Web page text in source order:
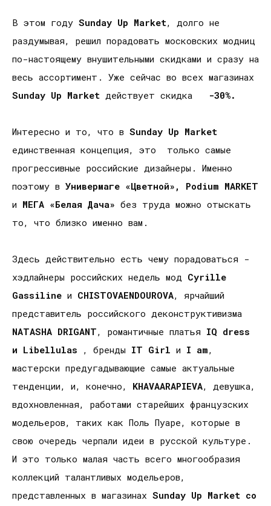
В этом году Sunday Up Market, долго не
раздумывая, решил порадовать московских модниц
по-настоящему внушительными скидками и сразу на
весь ассортимент. Уже сейчас во всех магазинах
Sunday Up Market действует скидка -30%.
Интересно и то, что в Sunday Up Market
единственная концепция, это только самые
прогрессивные российские дизайнеры. Именно
поэтому в Универмаге «Цветной», Podium MARKET
и МЕГА «Белая Дача» без труда можно отыскать
то, что близко именно вам.
Здесь действительно есть чему порадоваться -
хэдлайнеры российских недель мод Cyrille
Gassiline и CHISTOVAENDOUROVA, ярчайший
представитель российского деконструктивизма
NATASHA DRIGANT, романтичные платья IQ dress
и Libellulas , бренды IT Girl и I am,
мастерски предугадывающие самые актуальные
тенденции, и, конечно, KHAVAARAPIEVA, девушка,
вдохновленная, работами старейших французских
модельеров, таких как Поль Пуаре, которые в
свою очередь черпали идеи в русской культуре.
И это только малая часть всего многообразия
коллекций талантливых модельеров,
представленных в магазинах Sunday Up Market со